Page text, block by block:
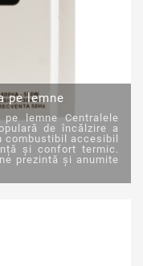
pe lemne
lemne Centralele
de încălzire a
combustibil accesibil
și confort termic.
prezintă și anumite